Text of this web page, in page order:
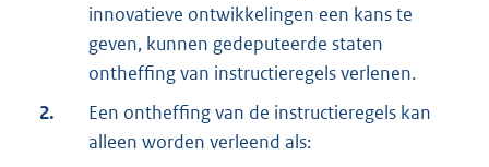
innovatieve ontwikkelingen een kans te
geven, kunnen gedeputeerde staten
ontheffing van instructieregels verlenen.
2.
Een ontheffing van de instructieregels kan
alleen worden verleend als: